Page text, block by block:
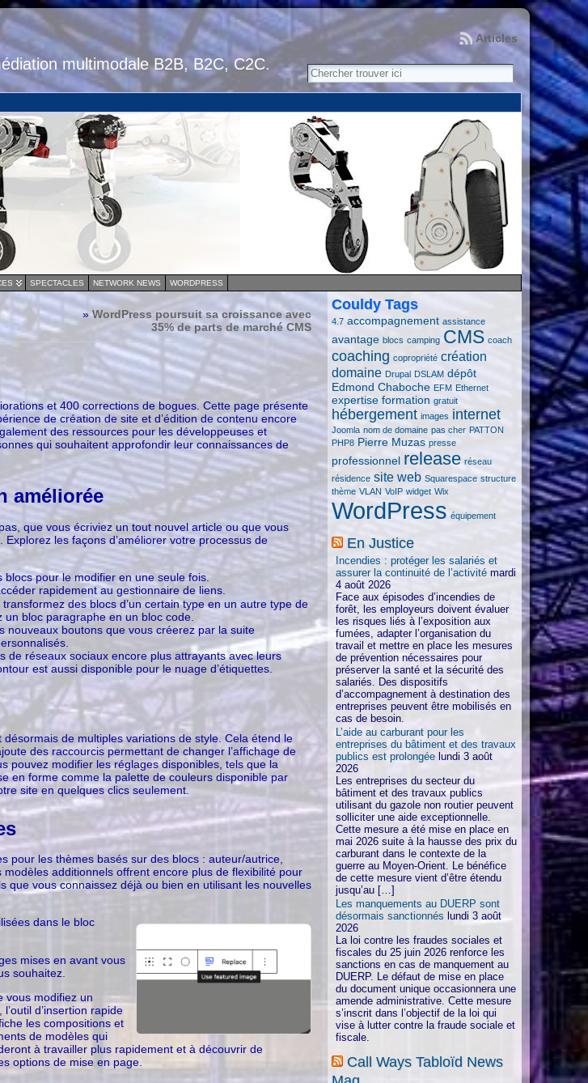
multimodale B2B, B2C, C2C.
Articles
SPECTACLES NETWORK NEWS WORDPRESS
»WordPress poursuit sa croissance avec
35% de parts de marché CMS
et 400 corrections de bogues. Cette page présente
de création de site et d’édition de contenu encore
des ressources pour les développeuses et
qui souhaitent approfondir leur connaissances de
améliorée
que vous écriviez un tout nouvel article ou que vous
les façons d’améliorer votre processus de
pour le modifier en une seule fois.
rapidement au gestionnaire de liens.
des blocs d’un certain type en un autre type de
bloc paragraphe en un bloc code.
nouveaux boutons que vous créerez par la suite
de réseaux sociaux encore plus attrayants avec leurs
est aussi disponible pour le nuage d’étiquettes.
de multiples variations de style. Cela étend le
des raccourcis permettant de changer l’affichage de
pouvez modifier les réglages disponibles, tels que la
en forme comme la palette de couleurs disponible par
site en quelques clics seulement.
pour les thèmes basés sur des blocs : auteur/autrice,
additionnels offrent encore plus de flexibilité pour
que vous connaissez déjà ou bien en utilisant les nouvelles
dans le bloc
mises en avant vous
souhaitez.
vous modifiez un
l’outil d’insertion rapide
les compositions et
de modèles qui
à travailler plus rapidement et à découvrir de
options de mise en page.
Couldy Tags
4.7 accompagnement assistance
avantage blocs camping CMS coach
coaching copropriété création
domaine Drupal DSLAM dépôt
Edmond Chaboche EFM Ethernet
expertise formation gratuit
hébergement images internet
Joomla nom de domaine pas cher PATTON
PHP8 Pierre Muzas presse
professionnel release réseau
résidence site web Squarespace structure
thème VLAN VoIP widget Wix
WordPress équipement
En Justice
Incendies : protéger les salariés et
assurer la continuité de l’activité mardi
4 août 2026
Face aux épisodes d’incendies de
forêt, les employeurs doivent évaluer
les risques liés à l’exposition aux
fumées, adapter l’organisation du
travail et mettre en place les mesures
de prévention nécessaires pour
préserver la santé et la sécurité des
salariés. Des dispositifs
d’accompagnement à destination des
entreprises peuvent être mobilisés en
cas de besoin.
L’aide au carburant pour les
entreprises du bâtiment et des travaux
publics est prolongée lundi 3 août
2026
Les entreprises du secteur du
bâtiment et des travaux publics
utilisant du gazole non routier peuvent
solliciter une aide exceptionnelle.
Cette mesure a été mise en place en
mai 2026 suite à la hausse des prix du
carburant dans le contexte de la
guerre au Moyen-Orient. Le bénéfice
de cette mesure vient d’être étendu
jusqu’au […]
Les manquements au DUERP sont
désormais sanctionnés lundi 3 août
2026
La loi contre les fraudes sociales et
fiscales du 25 juin 2026 renforce les
sanctions en cas de manquement au
DUERP. Le défaut de mise en place
du document unique occasionnera une
amende administrative. Cette mesure
s’inscrit dans l’objectif de la loi qui
vise à lutter contre la fraude sociale et
fiscale.
Call Ways Tabloïd News